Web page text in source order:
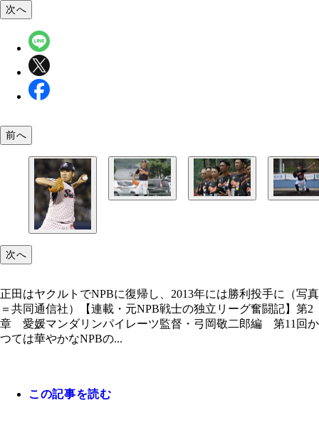
正田はヤクルトでNPBに復帰し、2013年には勝利
（写真＝共同通信社）
練習環境の厳しいなか独立リーグで10年もプレー
弓岡監督（左端）も正田（左から５人目）に全幅
を置いていた
選手晩年の正田は老練な投球術で勝負していた
次へ
前へ
次へ
正田はヤクルトでNPBに復帰し、2013年には勝利投手に（写真
＝共同通信社）【連載・元NPB戦士の独立リーグ奮闘記】第2
章 愛媛マンダリンパイレーツ監督・弓岡敬二郎編 第11回か
つては華やかなNPBの...
この記事を読む